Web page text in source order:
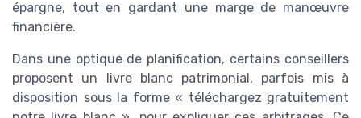
épargne, tout en gardant une marge de manœuvre
financière.
Dans une optique de planification, certains conseillers
proposent un livre blanc patrimonial, parfois mis à
disposition sous la forme « téléchargez gratuitement